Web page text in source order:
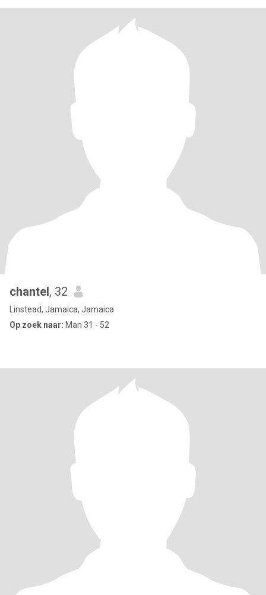
chantel, 32
Linstead, Jamaica, Jamaica
Op zoek naar: Man 31 - 52